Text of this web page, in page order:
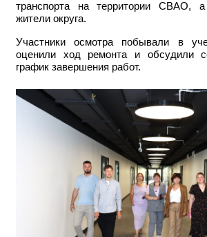
транспорта на территории СВАО,
жители округа.
Участники осмотра побывали в
оценили ход ремонта и обсудили
график завершения работ.